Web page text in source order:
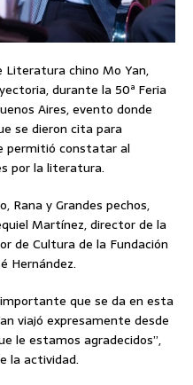
Literatura chino Mo Yan,
durante la 50ª Feria
Aires, evento donde
se dieron cita para
permitió constatar al
por la literatura.
Rana y Grandes pechos,
Martínez, director de la
de Cultura de la Fundación
Hernández.
que se da en esta
viajó expresamente desde
le estamos agradecidos”,
la actividad.